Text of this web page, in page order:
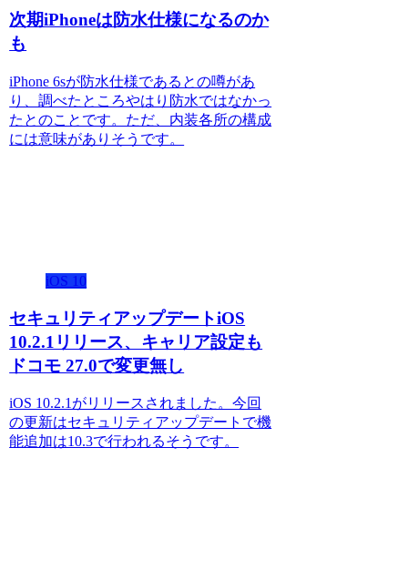
次期iPhoneは防水仕様になるのか
も
iPhone 6sが防水仕様であるとの噂があ
り、調べたところやはり防水ではなかっ
たとのことです。ただ、内装各所の構成
には意味がありそうです。
iOS 10
セキュリティアップデートiOS
10.2.1リリース、キャリア設定も
ドコモ 27.0で変更無し
iOS 10.2.1がリリースされました。今回
の更新はセキュリティアップデートで機
能追加は10.3で行われるそうです。